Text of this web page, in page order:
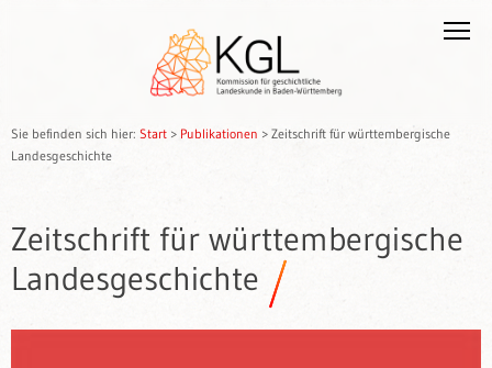
Sie befinden sich hier: Start > Publikationen > Zeitschrift für württembergische
Landesgeschichte
Zeitschrift für württembergische
Landesgeschichte